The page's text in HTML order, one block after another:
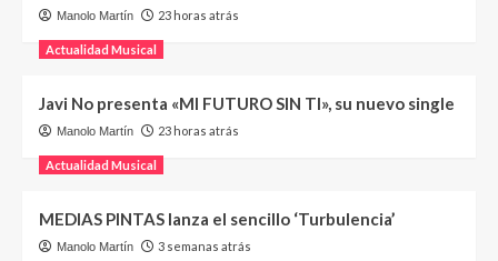
Manolo Martín 23 horas atrás
Actualidad Musical
Javi No presenta «MI FUTURO SIN TI», su nuevo single
Manolo Martín 23 horas atrás
Actualidad Musical
MEDIAS PINTAS lanza el sencillo ‘Turbulencia’
Manolo Martín 3 semanas atrás